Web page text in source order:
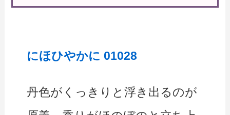
にほひやかに 01028
丹色がくっきりと浮き出るのが